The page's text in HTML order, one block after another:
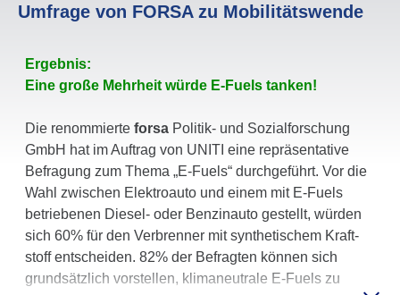
Umfrage von FORSA zu Mobi­li­täts­wende
Ergebnis:
Eine große Mehrheit würde E-Fuels tanken!
Die renom­mierte forsa Politik- und Sozi­al­for­schung
GmbH hat im Auftrag von UNITI eine reprä­sen­ta­tive
Befragung zum Thema „E-Fuels“ durch­ge­führt. Vor die
Wahl zwischen Elek­tro­auto und einem mit E-Fuels
betrie­benen Diesel- oder Benzin­auto gestellt, würden
sich 60% für den Verbrenner mit synthe­ti­schem Kraft­
stoff entscheiden. 82% der Befragten können sich
grund­sätz­lich vorstellen, klima­neu­trale E-Fuels zu